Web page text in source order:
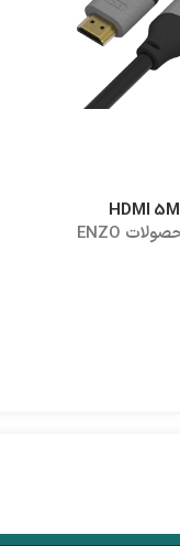
*محصولات ENZO